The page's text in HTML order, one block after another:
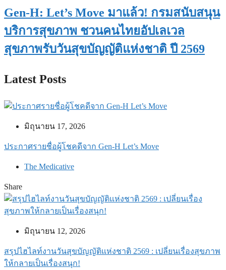
Gen-H: Let’s Move มาแล้ว! กรมสนับสนุน
บริการสุขภาพ ชวนคนไทยอัปเลเวล
สุขภาพรับวันสุขบัญญัติแห่งชาติ ปี 2569
Latest Posts
มิถุนายน 17, 2026
ประกาศรายชื่อผู้โชคดีจาก Gen-H Let’s Move
The Medicative
Share
มิถุนายน 12, 2026
สรุปไฮไลท์งานวันสุขบัญญัติแห่งชาติ 2569 : เปลี่ยนเรื่องสุขภาพ
ให้กลายเป็นเรื่องสนุก!